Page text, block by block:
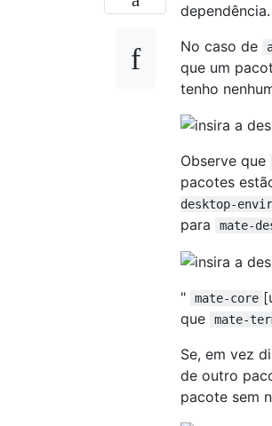
dependência.
No caso de
que um
tenho
Observe que
pacotes
desktop-
para
mate-
" mate-core
que
mate-
Se, em vez
de outro
pacote sem